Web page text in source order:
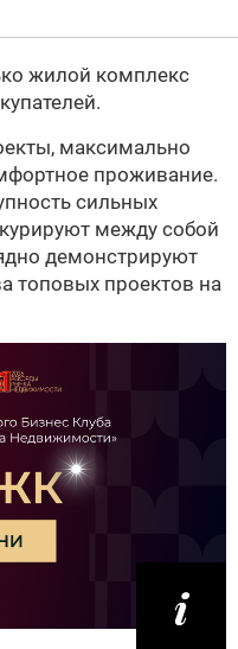
жилой комплекс
максимально
проживание.
сильных
между собой
демонстрируют
топовых проектов на